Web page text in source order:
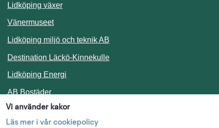
Vi använder kakor
Läs mer i vår cookiepolicy
Lidköping växer
Vänermuseet
Lidköping miljö och teknik AB
Destination Läckö-KinnekulleLänk till annan webbplats.
Lidköping Energi
AB BostäderLänk till annan webbplats.
Följ oss i sociala medier